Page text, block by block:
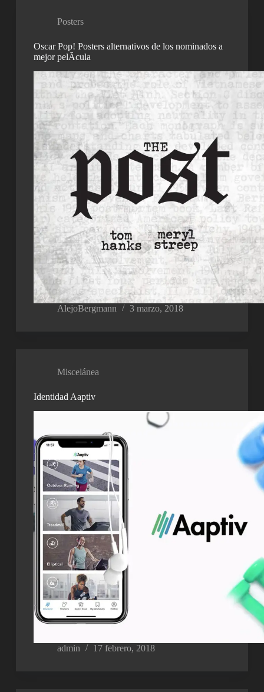
Posters
Oscar Pop! Posters alternativos de los nominados a
mejor pelÃ­cula
AlejoBergmann 3 marzo, 2018
Miscelánea
Identidad Aaptiv
admin 17 febrero, 2018